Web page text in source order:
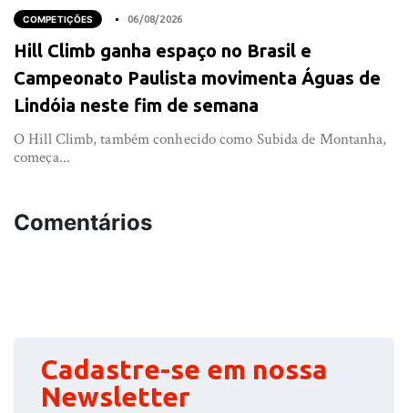
COMPETIÇÕES 06/08/2026
Hill Climb ganha espaço no Brasil e
Campeonato Paulista movimenta Águas de
Lindóia neste fim de semana
O Hill Climb, também conhecido como Subida de Montanha,
começa...
Comentários
Cadastre-se em nossa
Newsletter